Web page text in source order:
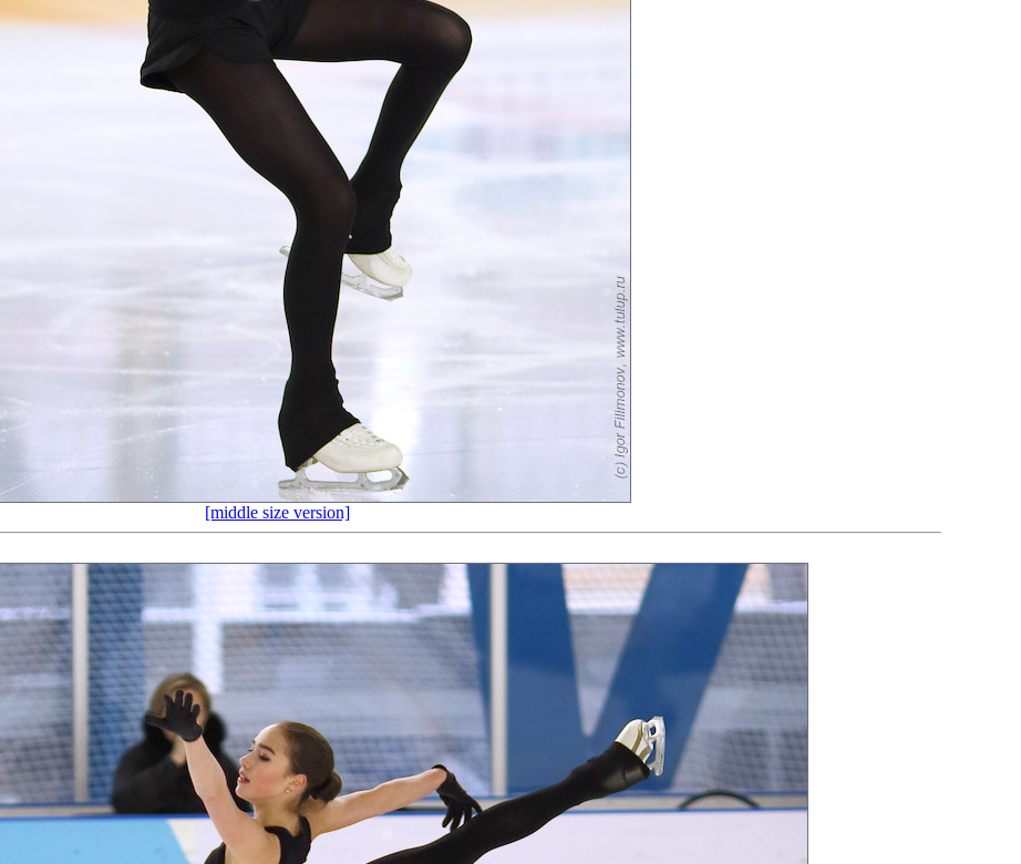
[middle size version]